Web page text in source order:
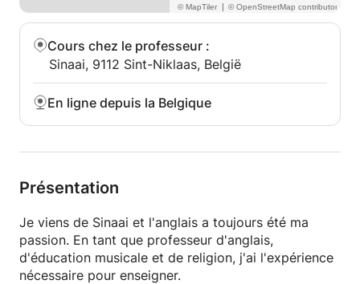
|
Cours chez le professeur :
Sinaai, 9112 Sint-Niklaas, België
En ligne depuis la Belgique
Présentation
Je viens de Sinaai et l'anglais a toujours été ma
passion. En tant que professeur d'anglais,
d'éducation musicale et de religion, j'ai l'expérience
nécessaire pour enseigner.